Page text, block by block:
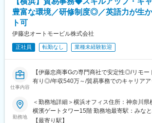
整などの業務を行います。
・受発注対応を行いながら、さらに良くする
と議論しながら「新しい仕組み」を形にして
最大の魅力です。
任せします。全国支社に波及し活用できる
などをリードしていくリーダーになりうる方
デンソーグループ会社やトラックメーカー
がお客様となります。
【組織構成】
豊富な環境／研修制度◎／英語力が生
ト可
伊藤忠オートモービル株式会社
正社員 転勤なし 業種未経験歓迎
仕事内容
【伊藤忠商事Gの専門商社で安定性◎/リモ
有り◎/年収540万～/貿易事務でのキャリアア
日本の有名自動車メーカーをクライアント
職として主に営業をサポートする貿易実務全
いただきます。
勤務地
＜勤務地詳細＞横浜オフィス住所：神奈川
横濱ゲートタワー15階 勤務地最寄駅：みなと
受動喫煙対策：屋内全面禁煙変更の範囲：会
【最寄り駅】